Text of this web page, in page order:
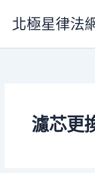
要
北極星律法
濾芯更